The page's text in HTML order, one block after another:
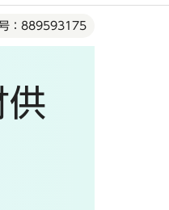
：889593175
供